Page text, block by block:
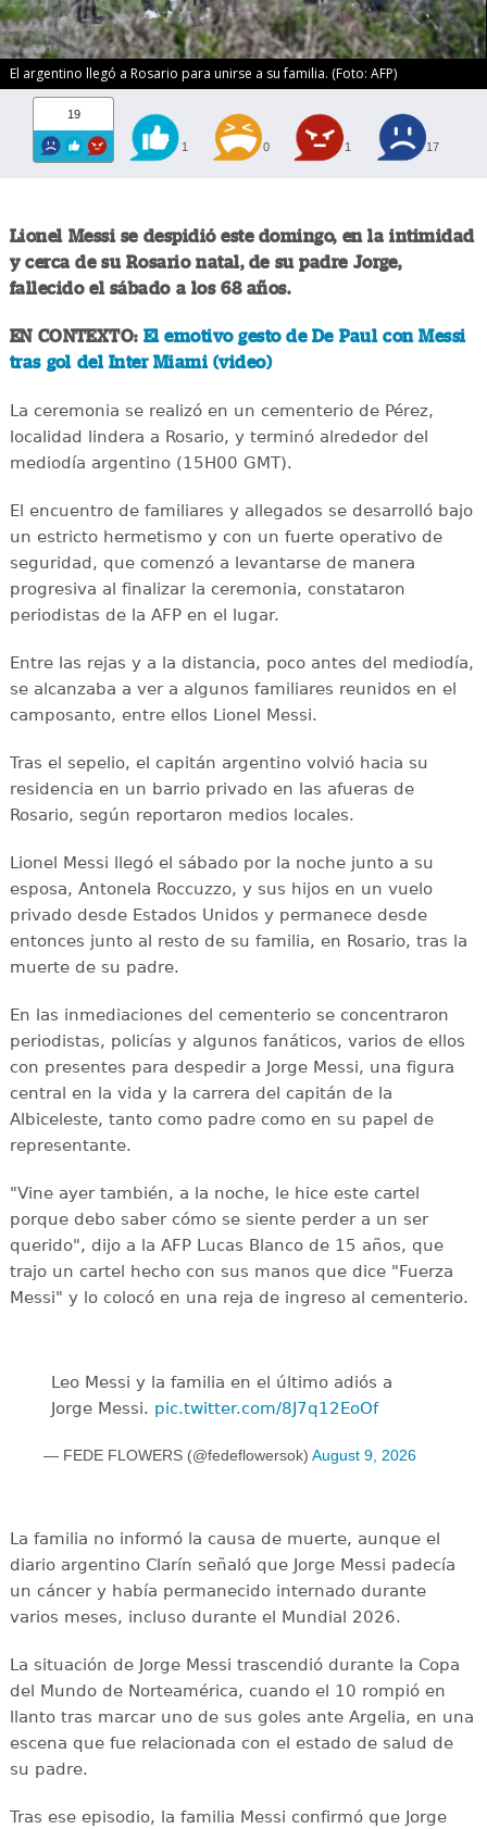
El argentino llegó a Rosario para unirse a su familia. (Foto: AFP)
19
1 0 1 17
Lionel Messi se despidió este domingo, en la intimidad
y cerca de su Rosario natal, de su padre Jorge,
fallecido el sábado a los 68 años.
EN CONTEXTO: El emotivo gesto de De Paul con Messi
tras gol del Inter Miami (video)
La ceremonia se realizó en un cementerio de Pérez,
localidad lindera a Rosario, y terminó alrededor del
mediodía argentino (15H00 GMT).
El encuentro de familiares y allegados se desarrolló bajo
un estricto hermetismo y con un fuerte operativo de
seguridad, que comenzó a levantarse de manera
progresiva al finalizar la ceremonia, constataron
periodistas de la AFP en el lugar.
Entre las rejas y a la distancia, poco antes del mediodía,
se alcanzaba a ver a algunos familiares reunidos en el
camposanto, entre ellos Lionel Messi.
Tras el sepelio, el capitán argentino volvió hacia su
residencia en un barrio privado en las afueras de
Rosario, según reportaron medios locales.
Lionel Messi llegó el sábado por la noche junto a su
esposa, Antonela Roccuzzo, y sus hijos en un vuelo
privado desde Estados Unidos y permanece desde
entonces junto al resto de su familia, en Rosario, tras la
muerte de su padre.
En las inmediaciones del cementerio se concentraron
periodistas, policías y algunos fanáticos, varios de ellos
con presentes para despedir a Jorge Messi, una figura
central en la vida y la carrera del capitán de la
Albiceleste, tanto como padre como en su papel de
representante.
"Vine ayer también, a la noche, le hice este cartel
porque debo saber cómo se siente perder a un ser
querido", dijo a la AFP Lucas Blanco de 15 años, que
trajo un cartel hecho con sus manos que dice "Fuerza
Messi" y lo colocó en una reja de ingreso al cementerio.
Leo Messi y la familia en el último adiós a
Jorge Messi. pic.twitter.com/8J7q12EoOf
— FEDE FLOWERS (@fedeflowersok) August 9, 2026
La familia no informó la causa de muerte, aunque el
diario argentino Clarín señaló que Jorge Messi padecía
un cáncer y había permanecido internado durante
varios meses, incluso durante el Mundial 2026.
La situación de Jorge Messi trascendió durante la Copa
del Mundo de Norteamérica, cuando el 10 rompió en
llanto tras marcar uno de sus goles ante Argelia, en una
escena que fue relacionada con el estado de salud de
su padre.
Tras ese episodio, la familia Messi confirmó que Jorge